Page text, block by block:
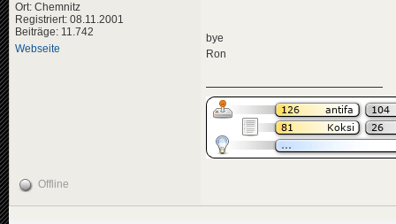
Ort: Chemnitz
Registriert: 08.11.2001
Beiträge: 11.742
Webseite
bye
Ron
Offline